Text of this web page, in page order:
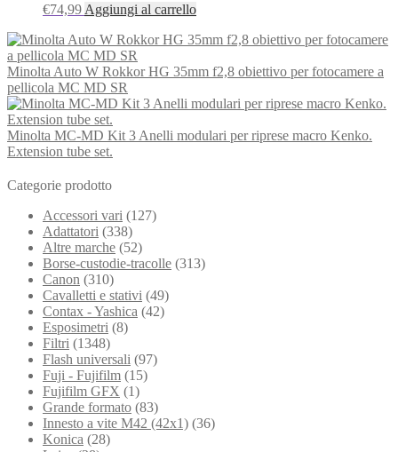
€74,99 Aggiungi al carrello
Minolta Auto W Rokkor HG 35mm f2,8 obiettivo per fotocamere a
pellicola MC MD SR
Minolta MC-MD Kit 3 Anelli modulari per riprese macro Kenko.
Extension tube set.
Categorie prodotto
Accessori vari (127)
Adattatori (338)
Altre marche (52)
Borse-custodie-tracolle (313)
Canon (310)
Cavalletti e stativi (49)
Contax - Yashica (42)
Esposimetri (8)
Filtri (1348)
Flash universali (97)
Fuji - Fujifilm (15)
Fujifilm GFX (1)
Grande formato (83)
Innesto a vite M42 (42x1) (36)
Konica (28)